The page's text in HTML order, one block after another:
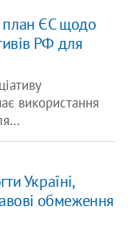
ЄС щодо
РФ для
використання
Україні,
обмеження